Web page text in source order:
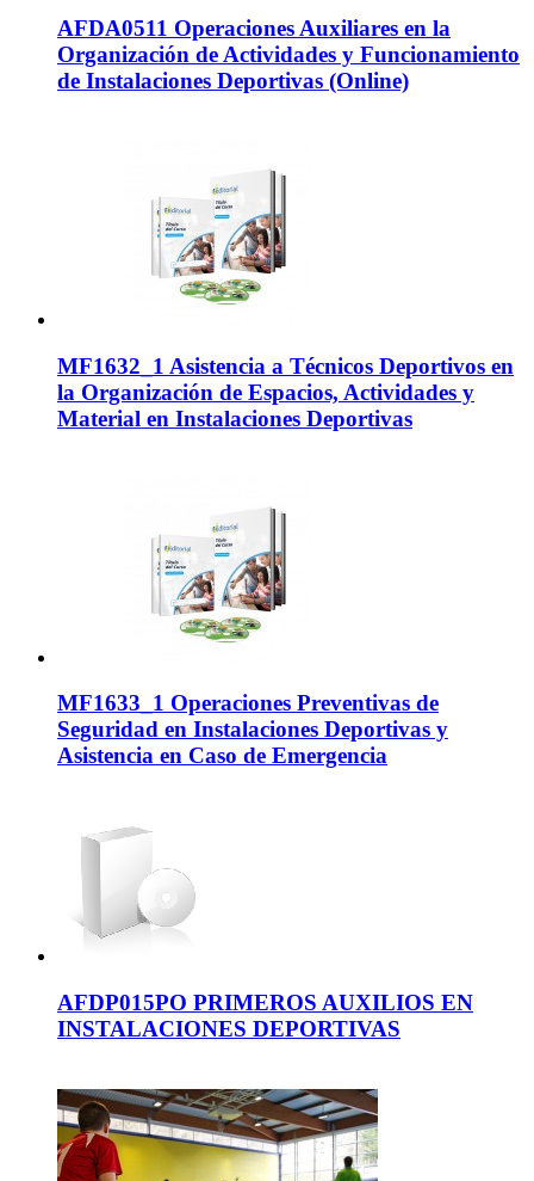
AFDA0511 Operaciones Auxiliares en la
Organización de Actividades y Funcionamiento
de Instalaciones Deportivas (Online)
MF1632_1 Asistencia a Técnicos Deportivos en
la Organización de Espacios, Actividades y
Material en Instalaciones Deportivas
MF1633_1 Operaciones Preventivas de
Seguridad en Instalaciones Deportivas y
Asistencia en Caso de Emergencia
AFDP015PO PRIMEROS AUXILIOS EN
INSTALACIONES DEPORTIVAS